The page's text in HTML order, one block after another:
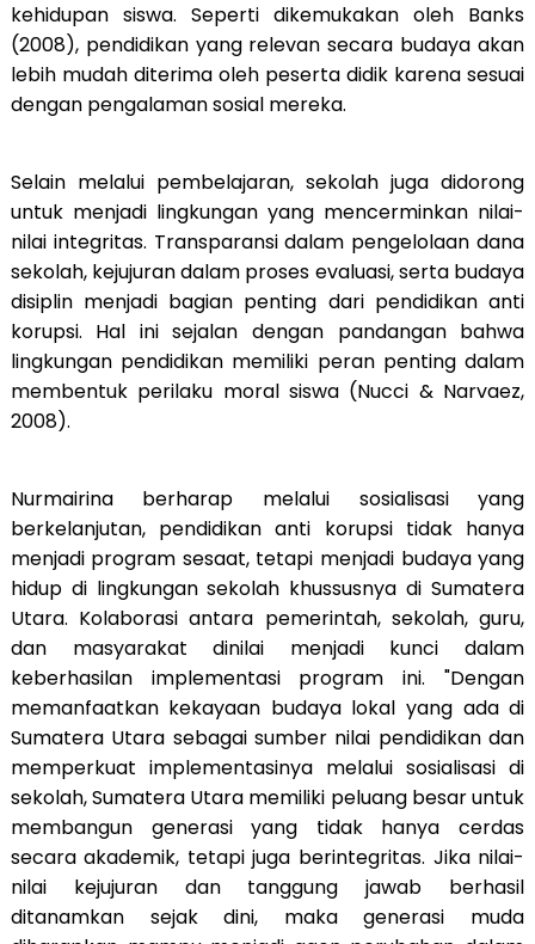
kehidupan siswa. Seperti dikemukakan oleh Banks
(2008), pendidikan yang relevan secara budaya akan
lebih mudah diterima oleh peserta didik karena sesuai
dengan pengalaman sosial mereka.
Selain melalui pembelajaran, sekolah juga didorong
untuk menjadi lingkungan yang mencerminkan nilai-
nilai integritas. Transparansi dalam pengelolaan dana
sekolah, kejujuran dalam proses evaluasi, serta budaya
disiplin menjadi bagian penting dari pendidikan anti
korupsi. Hal ini sejalan dengan pandangan bahwa
lingkungan pendidikan memiliki peran penting dalam
membentuk perilaku moral siswa (Nucci & Narvaez,
2008).
Nurmairina berharap melalui sosialisasi yang
berkelanjutan, pendidikan anti korupsi tidak hanya
menjadi program sesaat, tetapi menjadi budaya yang
hidup di lingkungan sekolah khussusnya di Sumatera
Utara. Kolaborasi antara pemerintah, sekolah, guru,
dan masyarakat dinilai menjadi kunci dalam
keberhasilan implementasi program ini. "Dengan
memanfaatkan kekayaan budaya lokal yang ada di
Sumatera Utara sebagai sumber nilai pendidikan dan
memperkuat implementasinya melalui sosialisasi di
sekolah, Sumatera Utara memiliki peluang besar untuk
membangun generasi yang tidak hanya cerdas
secara akademik, tetapi juga berintegritas. Jika nilai-
nilai kejujuran dan tanggung jawab berhasil
ditanamkan sejak dini, maka generasi muda